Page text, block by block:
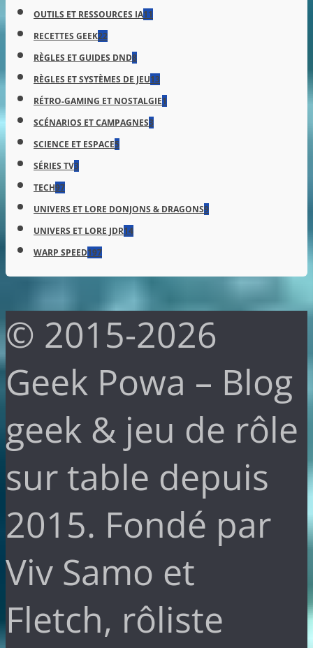
OUTILS ET RESSOURCES IA11
RECETTES GEEK22
RÈGLES ET GUIDES DND8
RÈGLES ET SYSTÈMES DE JEU13
RÉTRO-GAMING ET NOSTALGIE1
SCÉNARIOS ET CAMPAGNES3
SCIENCE ET ESPACE5
SÉRIES TV3
TECH97
UNIVERS ET LORE DONJONS & DRAGONS9
UNIVERS ET LORE JDR14
WARP SPEED197
© 2015-2026
Geek Powa – Blog
geek & jeu de rôle
sur table depuis
2015. Fondé par
Viv Samo et
Fletch, rôliste